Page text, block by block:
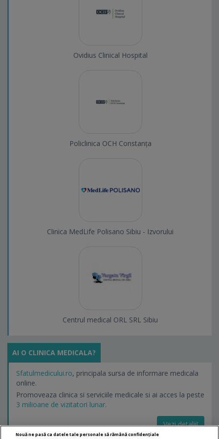
Ovidius Clinical Hospital
Policlinica OCH Constanța
Clinica MedLife Polisano Sibiu - Izvorului
Centrul medical ORL SRL Sibiu
AI O CLINICA MEDICALA?
Sfatulmedicului.ro, principala sursa de informare medicala
online.
Promoveaza clinica si serviciile medicale si ai acces la peste
3 milioane de vizitatori lunar.
Vezi detalii!
Nouă ne pasă ca datele tale personale să rămână confidențiale